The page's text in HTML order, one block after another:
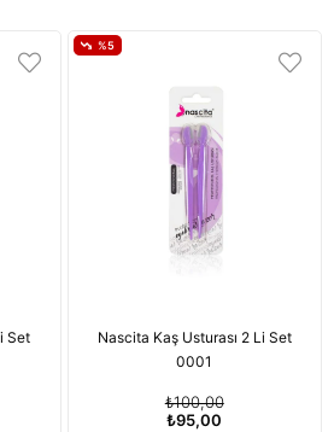
Set
Nascita Kaş Usturası 2 Li Set
0001
₺95,00
₺100,00
%5